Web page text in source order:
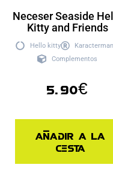
Neceser Seaside
Kitty and Friends
Hello kitty
Complementos
5.90€
Añadir a la
cesta